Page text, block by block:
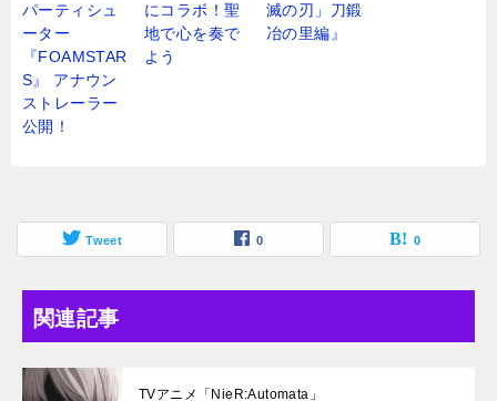
パーティシュ
ーター
『FOAMSTAR
S』 アナウン
ストレーラー
公開！
にコラボ！聖
地で心を奏で
よう
滅の刃」刀鍛
冶の里編』
Tweet 0 0
関連記事
TVアニメ「NieR:Automata」